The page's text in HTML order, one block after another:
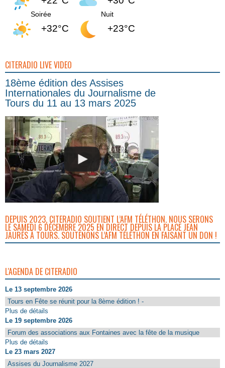
Soirée
+32°C
Nuit
+23°C
CITERADIO LIVE VIDEO
18ème édition des Assises
Internationales du Journalisme de
Tours du 11 au 13 mars 2025
DEPUIS 2023, CITERADIO SOUTIENT L’AFM TÉLÉTHON. NOUS SERONS
LE SAMEDI 6 DÉCEMBRE 2025 EN DIRECT DEPUIS LA PLACE JEAN
JAURÈS À TOURS. SOUTENONS L’AFM TÉLÉTHON EN FAISANT UN DON !
L'AGENDA DE CITERADIO
Le 13 septembre 2026
Tours en Fête se réunit pour la 8ème édition ! -
Plus de détails
Le 19 septembre 2026
Forum des associations aux Fontaines avec la fête de la musique
Plus de détails
Le 23 mars 2027
Assises du Journalisme 2027